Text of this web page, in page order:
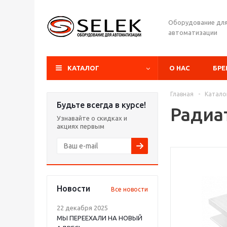
Оборудование для
автоматизации
КАТАЛОГ О НАС
Будьте всегда в курсе!
Узнавайте о скидках и
акциях первым
Новости Все новости
22 декабря 2025
МЫ ПЕРЕЕХАЛИ НА НОВЫЙ
Главная -